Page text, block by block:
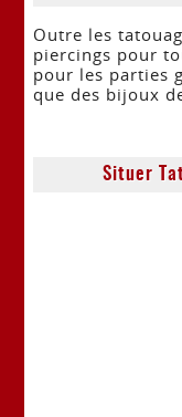
Outre les
piercings pour
pour les parties
que des bijoux
Situer